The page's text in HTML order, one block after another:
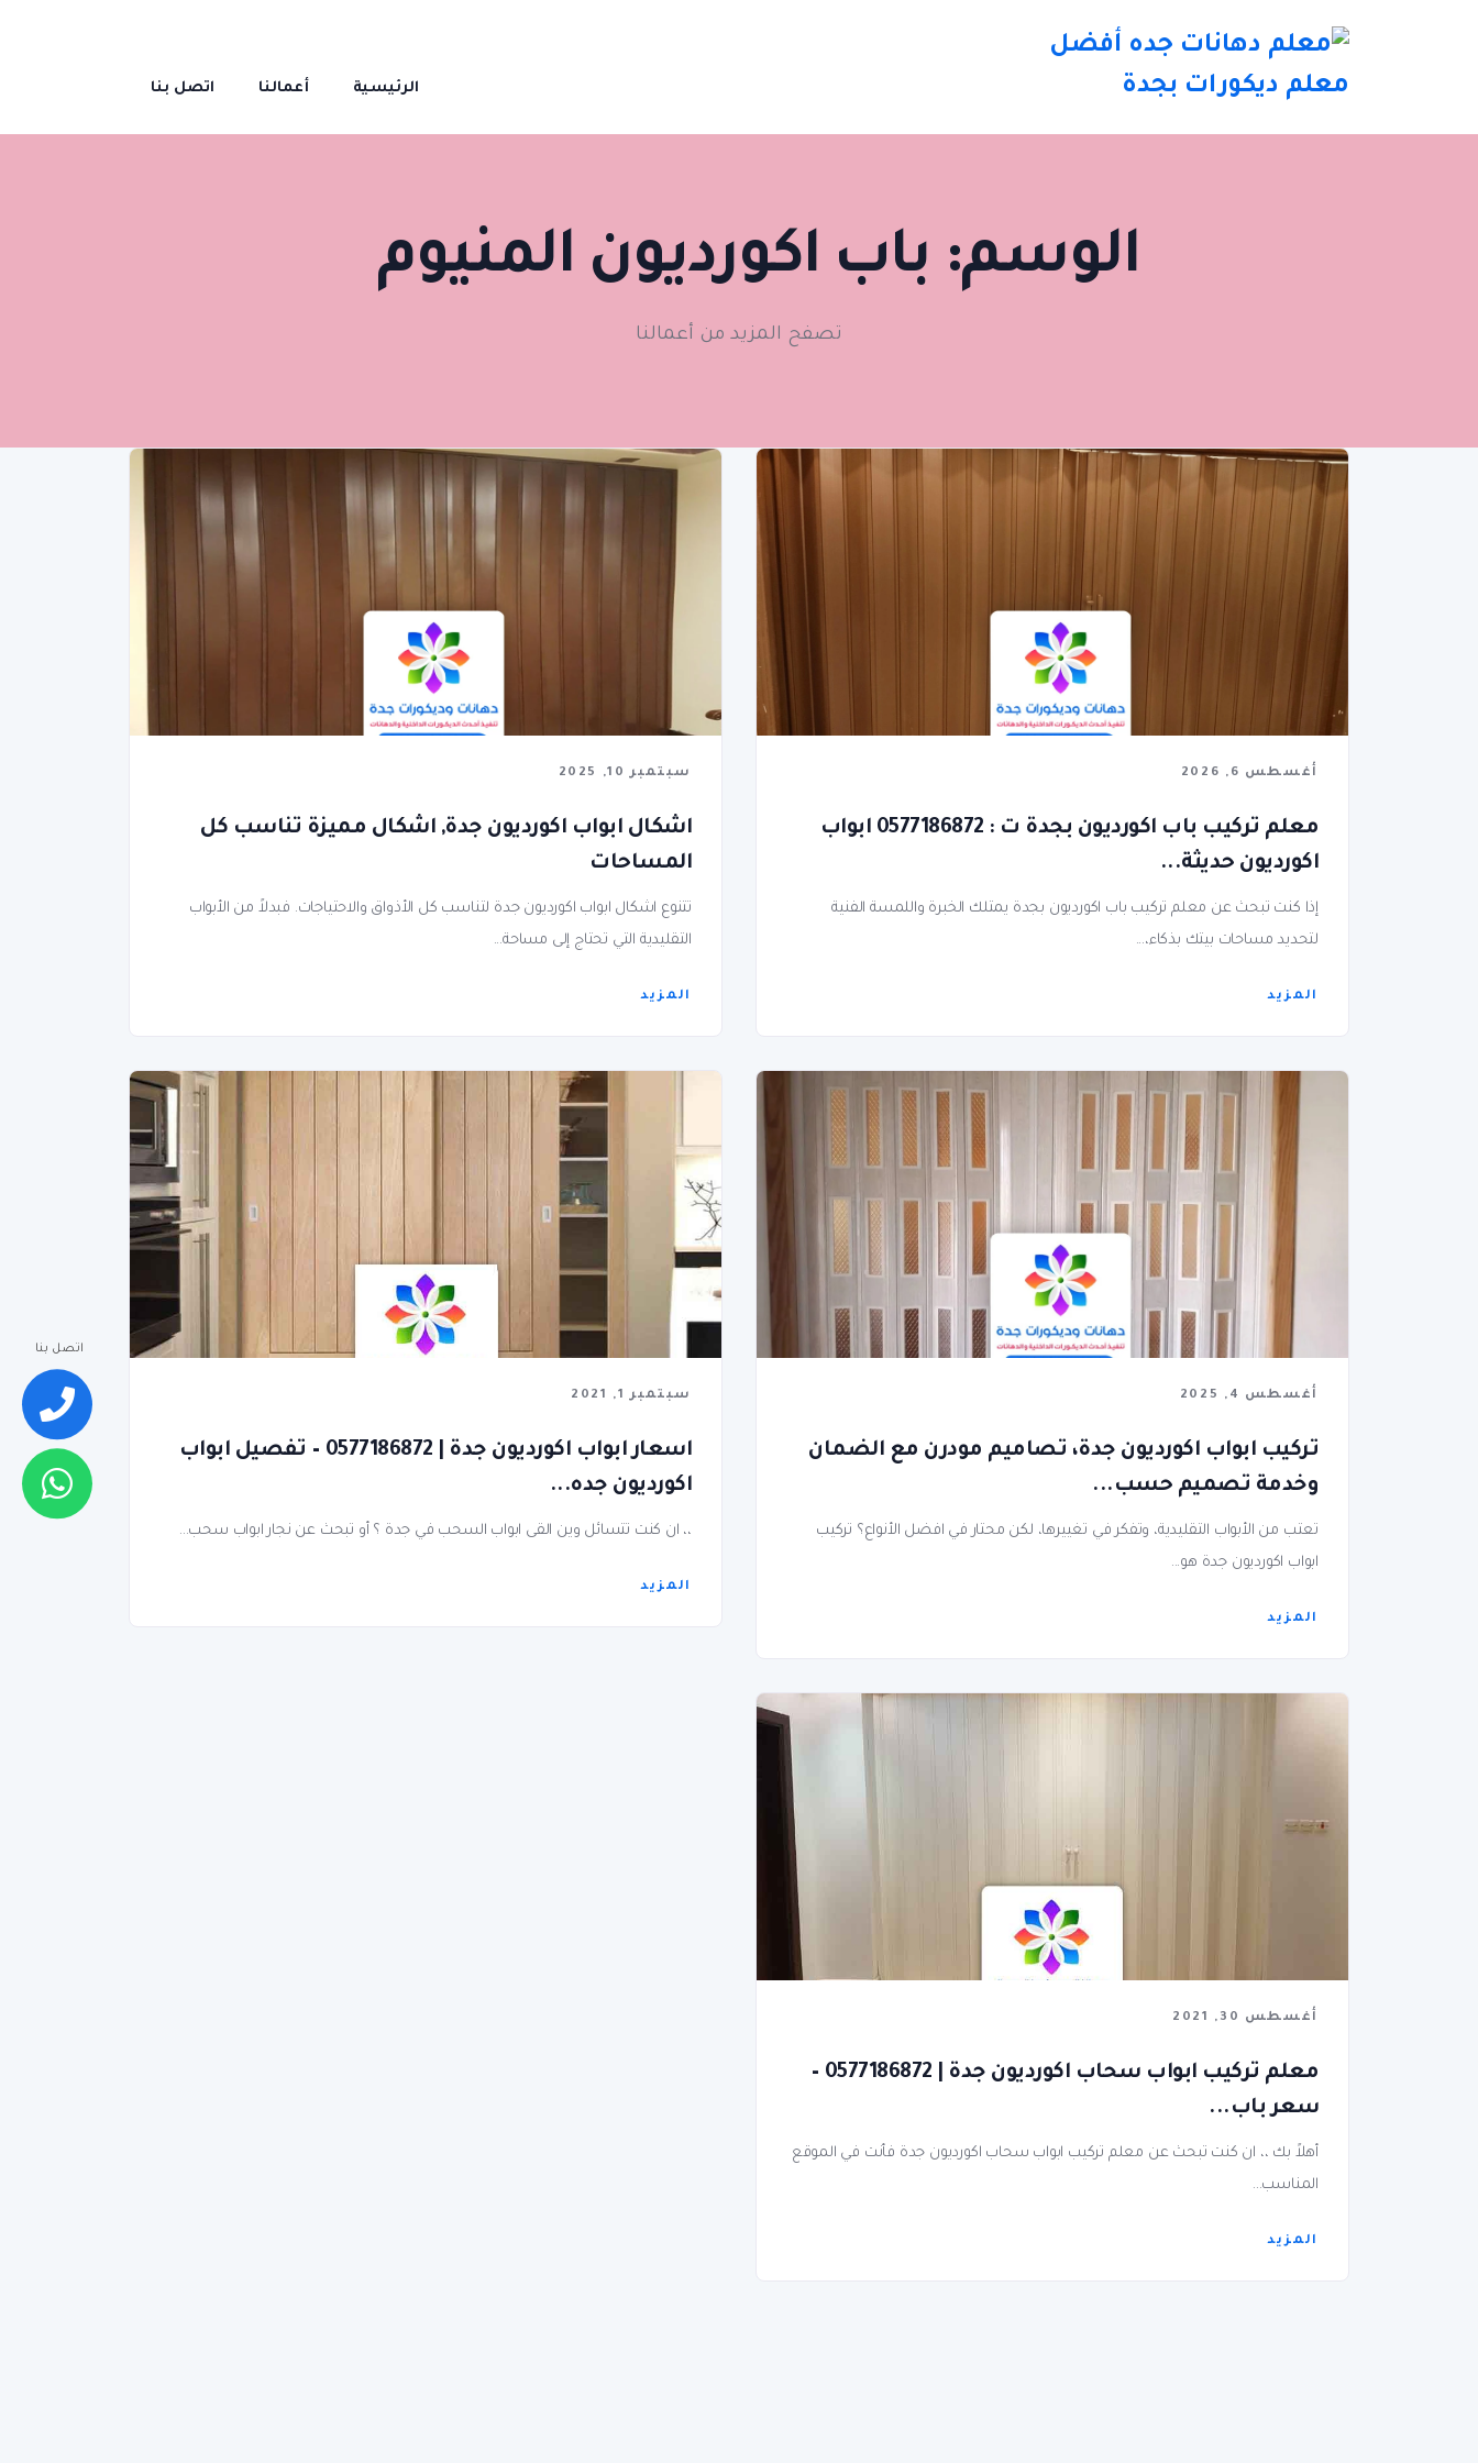
الرئيسية أعمالنا اتصل بنا
الوسم: باب اكورديون المنيوم
تصفح المزيد من أعمالنا
أغسطس 6, 2026
معلم تركيب باب اكورديون بجدة ت : 0577186872 ابواب
اكورديون حديثة...
إذا كنت تبحث عن معلم تركيب باب اكورديون بجدة يمتلك الخبرة واللمسة الفنية
لتحديد مساحات بيتك بذكاء،...
المزيد
سبتمبر 10, 2025
اشكال ابواب اكورديون جدة, اشكال مميزة تناسب كل
المساحات
تتنوع اشكال ابواب اكورديون جدة لتناسب كل الأذواق والاحتياجات. فبدلاً من الأبواب
التقليدية التي تحتاج إلى مساحة...
المزيد
أغسطس 4, 2025
تركيب ابواب اكورديون جدة، تصاميم مودرن مع الضمان
وخدمة تصميم حسب...
تعتب من الأبواب التقليدية، وتفكر في تغييرها، لكن محتار في افضل الأنواع؟ تركيب
ابواب اكورديون جدة هو...
المزيد
سبتمبر 1, 2021
اسعار ابواب اكورديون جدة | 0577186872 – تفصيل ابواب
اكورديون جده...
،، ان كنت تتسائل وين القى ابواب السحب في جدة ؟ أو تبحث عن نجار ابواب سحب...
المزيد
أغسطس 30, 2021
معلم تركيب ابواب سحاب اكورديون جدة | 0577186872 –
سعر باب...
أهلاً بك ،، ان كنت تبحث عن معلم تركيب ابواب سحاب اكورديون جدة فأنت في الموقع
المناسب...
المزيد
اتصل بنا